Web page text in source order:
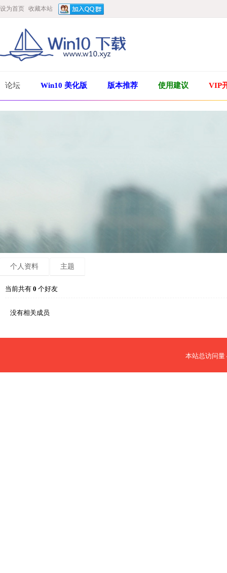
设为首页 收藏本站
论坛 Win10 美化版 版本推荐 使用建议 VIP
个人资料 主题
当前共有 0 个好友
没有相关成员
本站总访问量